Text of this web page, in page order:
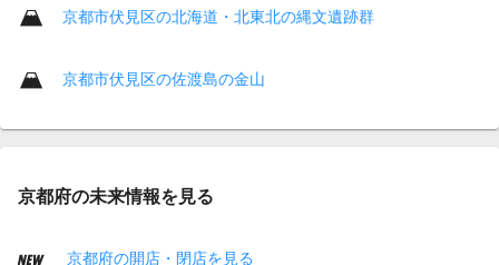
京都市伏見区の北海道・北東北の縄文遺跡群
京都市伏見区の佐渡島の金山
京都府の未来情報を見る
京都府の開店・閉店を見る